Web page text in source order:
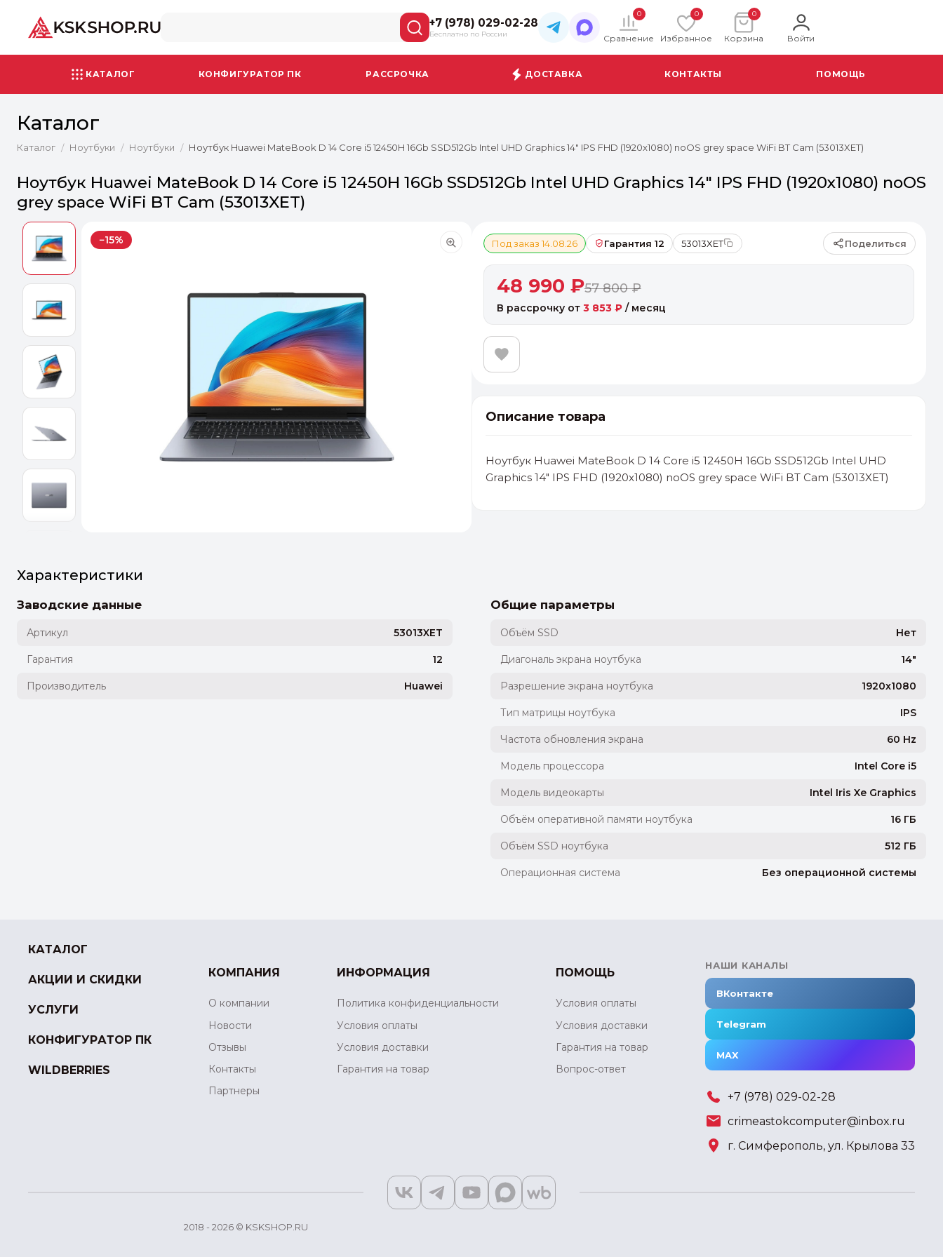
+7 (978) 029-02-28
Бесплатно по России
0
Сравнение
0
Избранное
0
Корзина Войти
КАТАЛОГ КОНФИГУРАТОР ПК РАССРОЧКА ДОСТАВКА КОНТАКТЫ ПОМОЩЬ
Каталог
Каталог / Ноутбуки / Ноутбуки / Ноутбук Huawei MateBook D 14 Core i5 12450H 16Gb SSD512Gb Intel UHD Graphics 14" IPS FHD (1920x1080) noOS grey space WiFi BT Cam (53013XET)
Ноутбук Huawei MateBook D 14 Core i5 12450H 16Gb SSD512Gb Intel UHD Graphics 14" IPS FHD (1920x1080) noOS
grey space WiFi BT Cam (53013XET)
−15% Поделиться
Под заказ 14.08.26 Гарантия 12 53013XET
48 990 ₽57 800 ₽
В рассрочку от 3 853 ₽/ месяц
Описание товара
Ноутбук Huawei MateBook D 14 Core i5 12450H 16Gb SSD512Gb Intel UHD
Graphics 14" IPS FHD (1920x1080) noOS grey space WiFi BT Cam (53013XET)
Характеристики
Заводские данные
Артикул 53013XET
Гарантия 12
Производитель Huawei
Общие параметры
Объём SSD Нет
Диагональ экрана ноутбука 14"
Разрешение экрана ноутбука 1920x1080
Тип матрицы ноутбука IPS
Частота обновления экрана 60 Hz
Модель процессора Intel Core i5
Модель видеокарты Intel Iris Xe Graphics
Объём оперативной памяти ноутбука 16 ГБ
Объём SSD ноутбука 512 ГБ
Операционная система Без операционной системы
КАТАЛОГ
АКЦИИ И СКИДКИ
УСЛУГИ
КОНФИГУРАТОР ПК
WILDBERRIES
КОМПАНИЯ
О компании
Новости
Отзывы
Контакты
Партнеры
ИНФОРМАЦИЯ
Политика конфиденциальности
Условия оплаты
Условия доставки
Гарантия на товар
ПОМОЩЬ
Условия оплаты
Условия доставки
Гарантия на товар
Вопрос-ответ
НАШИ КАНАЛЫ
ВКонтакте
Telegram
MAX
+7 (978) 029-02-28
crimeastokcomputer@inbox.ru
г. Симферополь, ул. Крылова 33
2018 - 2026 © KSKSHOP.RU